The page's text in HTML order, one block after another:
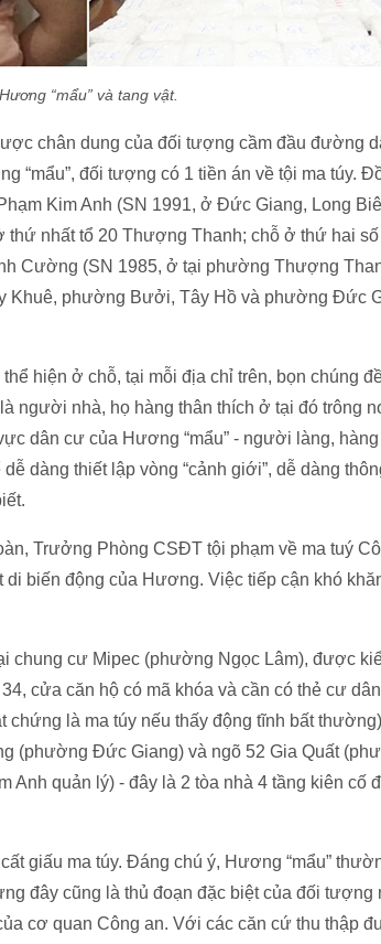
Hương “mẩu” và tang vật.
chân dung của đối tượng cầm đầu đường
“mẩu”, đối tượng có 1 tiền án về tội ma túy.
Kim Anh (SN 1991, ở Đức Giang, Long
nhất tổ 20 Thượng Thanh; chỗ ở thứ hai
Cường (SN 1985, ở tại phường Thượng
Khuê, phường Bưởi, Tây Hồ và phường Đức
hiện ở chỗ, tại mỗi địa chỉ trên, bọn chúng
người nhà, họ hàng thân thích ở tại đó trông
dân cư của Hương “mẩu” - người làng,
dàng thiết lập vòng “cảnh giới”, dễ dàng
Trưởng Phòng CSĐT tội phạm về ma tuý
di biến động của Hương. Việc tiếp cận khó
chung cư Mipec (phường Ngọc Lâm), được
cửa căn hộ có mã khóa và cần có thẻ cư
chứng là ma túy nếu thấy động tĩnh bất
(phường Đức Giang) và ngõ 52 Gia Quất
Anh quản lý) - đây là 2 tòa nhà 4 tầng kiên cố
giấu ma túy. Đáng chú ý, Hương “mẩu”
đây cũng là thủ đoạn đặc biệt của đối tượng
cơ quan Công an. Với các căn cứ thu thập